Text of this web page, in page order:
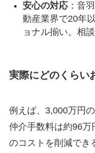
安心の対応：音
動産業界で20年
ョナル揃い。相
実際にどのくらい
例えば、3,000万円
仲介手数料は約96万
のコストを削減でき